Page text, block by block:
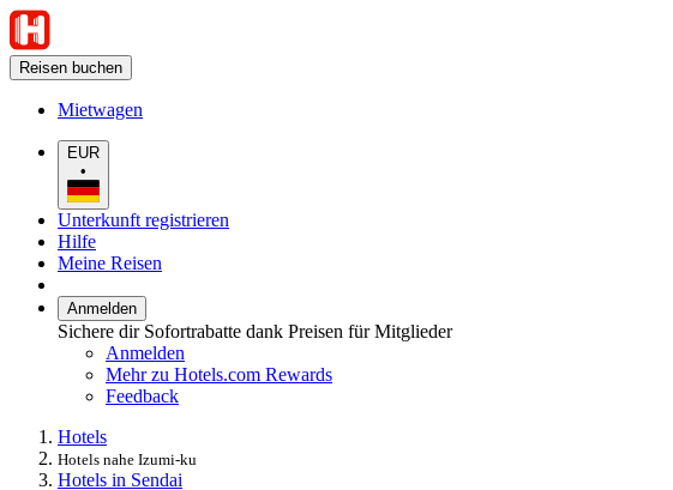
Reisen buchen
Mietwagen
EUR
•
Unterkunft registrieren
Hilfe
Meine Reisen
Anmelden
Sichere dir Sofortrabatte dank Preisen für Mitglieder
Anmelden
Mehr zu Hotels.com Rewards
Feedback
Hotels
Hotels nahe Izumi-ku
Hotels in Sendai